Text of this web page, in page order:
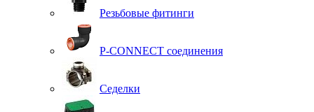
Резьбовые фитинги
P-CONNECT соединения
Седелки